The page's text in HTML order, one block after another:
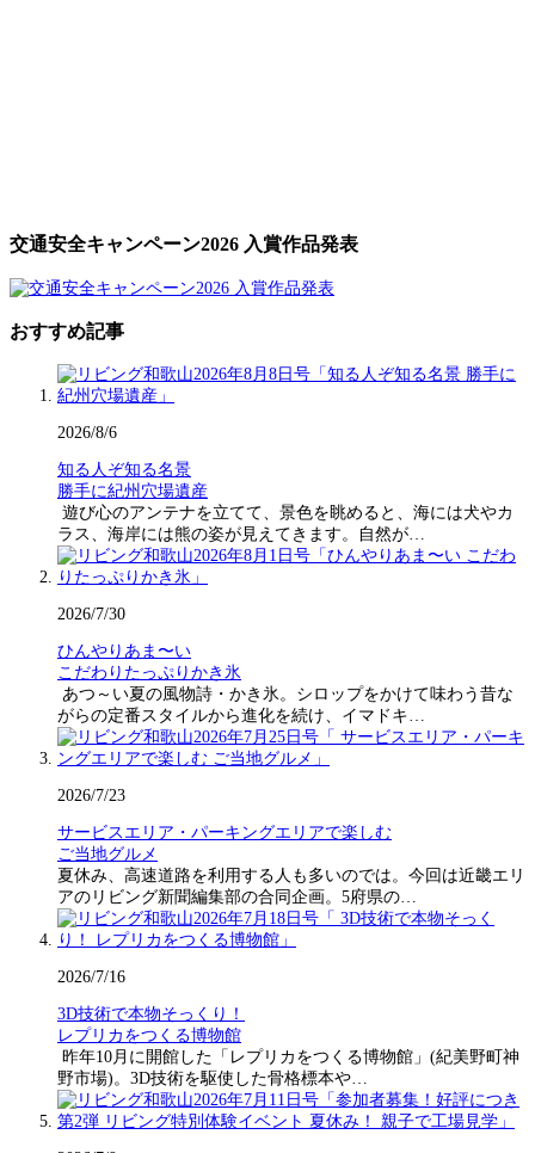
交通安全キャンペーン2026 入賞作品発表
おすすめ記事
2026/8/6
知る人ぞ知る名景
勝手に紀州穴場遺産
遊び心のアンテナを立てて、景色を眺めると、海には犬やカ
ラス、海岸には熊の姿が見えてきます。自然が…
2026/7/30
ひんやりあま〜い
こだわりたっぷりかき氷
あつ～い夏の風物詩・かき氷。シロップをかけて味わう昔な
がらの定番スタイルから進化を続け、イマドキ…
2026/7/23
サービスエリア・パーキングエリアで楽しむ
ご当地グルメ
夏休み、高速道路を利用する人も多いのでは。今回は近畿エリ
アのリビング新聞編集部の合同企画。5府県の…
2026/7/16
3D技術で本物そっくり！
レプリカをつくる博物館
昨年10月に開館した「レプリカをつくる博物館」(紀美野町神
野市場)。3D技術を駆使した骨格標本や…